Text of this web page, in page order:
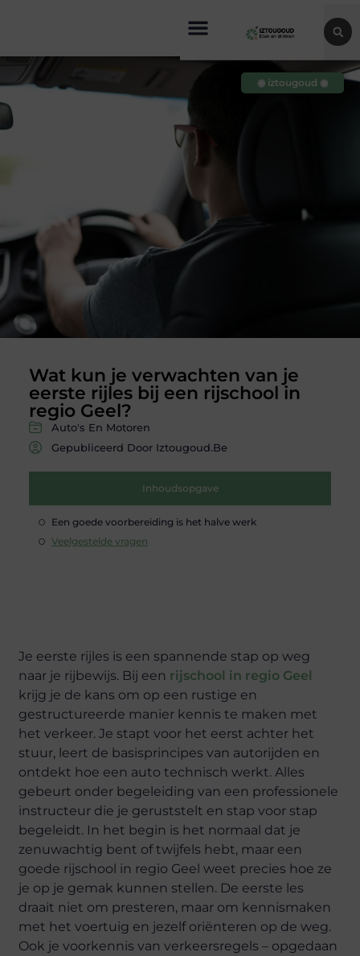
Wat kun je verwachten van je
eerste rijles bij een rijschool in
regio Geel?
Auto's En Motoren
Gepubliceerd Door Iztougoud.be
Inhoudsopgave
Een goede voorbereiding is het halve werk
Veelgestelde vragen
◉ iztougoud ◉
Je eerste rijles is een spannende stap op weg
naar je rijbewijs. Bij een rijschool in regio Geel
krijg je de kans om op een rustige en
gestructureerde manier kennis te maken met
het verkeer. Je stapt voor het eerst achter het
stuur, leert de basisprincipes van autorijden en
ontdekt hoe een auto technisch werkt. Alles
gebeurt onder begeleiding van een professionele
instructeur die je geruststelt en stap voor stap
begeleidt. In het begin is het normaal dat je
zenuwachtig bent of twijfels hebt, maar een
goede rijschool in regio Geel weet precies hoe ze
je op je gemak kunnen stellen. De eerste les
draait niet om presteren, maar om kennismaken
met het voertuig en jezelf oriënteren op de weg.
Ook je voorkennis van verkeersregels – opgedaan